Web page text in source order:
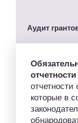
Аудит
отчетности
отчетности
которые в